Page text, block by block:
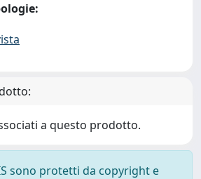
a questo prodotto.
sono protetti da copyright e